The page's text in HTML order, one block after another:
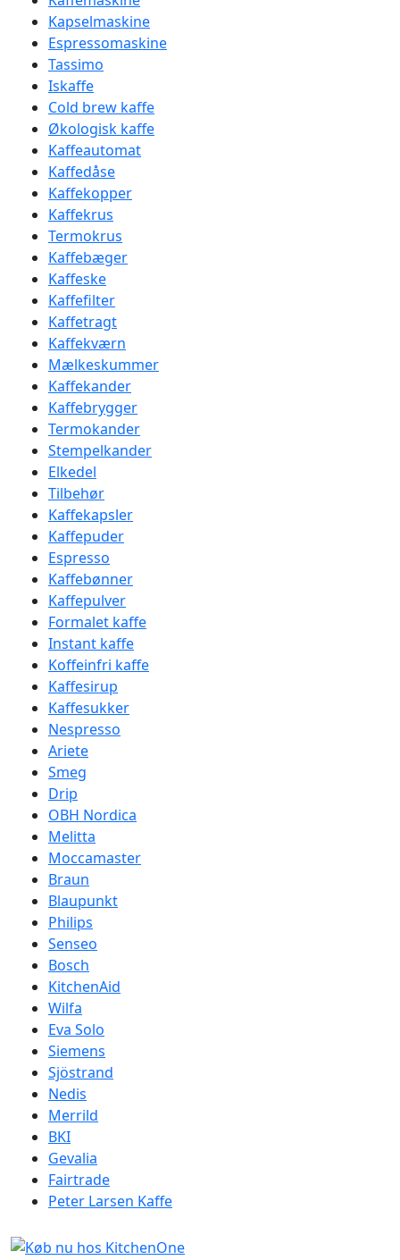
Kapselmaskine
Espressomaskine
Tassimo
Iskaffe
Cold brew kaffe
Økologisk kaffe
Kaffeautomat
Kaffedåse
Kaffekopper
Kaffekrus
Termokrus
Kaffebæger
Kaffeske
Kaffefilter
Kaffetragt
Kaffekværn
Mælkeskummer
Kaffekander
Kaffebrygger
Termokander
Stempelkander
Elkedel
Tilbehør
Kaffekapsler
Kaffepuder
Espresso
Kaffebønner
Kaffepulver
Formalet kaffe
Instant kaffe
Koffeinfri kaffe
Kaffesirup
Kaffesukker
Nespresso
Ariete
Smeg
Drip
OBH Nordica
Melitta
Moccamaster
Braun
Blaupunkt
Philips
Senseo
Bosch
KitchenAid
Wilfa
Eva Solo
Siemens
Sjöstrand
Nedis
Merrild
BKI
Gevalia
Fairtrade
Peter Larsen Kaffe